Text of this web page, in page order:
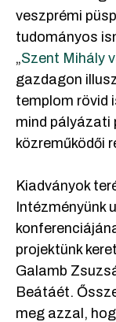
veszprémi
tudományos
„Szent Mihály
gazdagon
templom rövid
mind pályázati
közreműködői
Kiadványok
Intézményünk
projektünk
Galamb
Beátáét.
meg azzal,